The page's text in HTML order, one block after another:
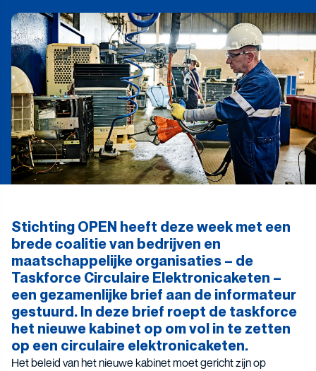
Stichting OPEN heeft deze week met een
brede coalitie van bedrijven en
maatschappelijke organisaties – de
Taskforce Circulaire Elektronicaketen –
een gezamenlijke brief aan de informateur
gestuurd. In deze brief roept de taskforce
het nieuwe kabinet op om vol in te zetten
op een circulaire elektronicaketen.
Het beleid van het nieuwe kabinet moet gericht zijn op